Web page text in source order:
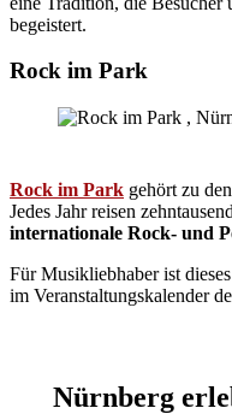
begeistert.
Rock im Park
Rock im Park gehört zu den
Jedes Jahr reisen
internationale Rock- und
Für Musikliebhaber ist
im Veranstaltungskalender
Nürnberg